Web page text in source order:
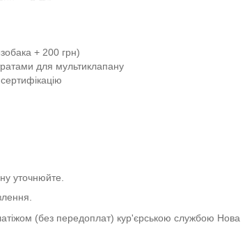
+ 200 грн)
для мультиклапану
уточнюйте.
(без передоплат) кур'єрською службою Нова